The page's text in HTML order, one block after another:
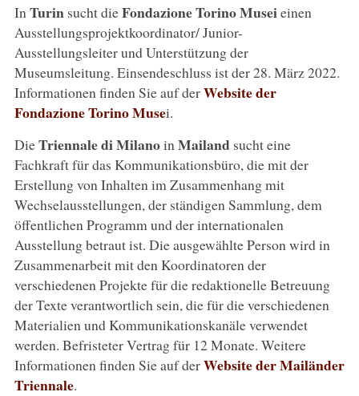
In Turin sucht dieFondazione Torino Museieinen
Ausstellungsprojektkoordinator/ Junior-
Ausstellungsleiter und Unterstützung der
Museumsleitung. Einsendeschluss ist der 28. März 2022.
Informationen finden Sie auf derWebsite der
Fondazione Torino Musei.
DieTriennale di Milanoin Mailand sucht eine
Fachkraft für das Kommunikationsbüro, die mit der
Erstellung von Inhalten im Zusammenhang mit
Wechselausstellungen, der ständigen Sammlung, dem
öffentlichen Programm und der internationalen
Ausstellung betraut ist. Die ausgewählte Person wird in
Zusammenarbeit mit den Koordinatoren der
verschiedenen Projekte für die redaktionelle Betreuung
der Texte verantwortlich sein, die für die verschiedenen
Materialien und Kommunikationskanäle verwendet
werden. Befristeter Vertrag für 12 Monate. Weitere
Informationen finden Sie auf derWebsite der Mailänder
Triennale.